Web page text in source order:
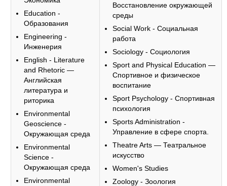
Education -
Образования
Engineering -
Инженерия
English - Literature
and Rhetoric —
Английская
литература и
риторика
Environmental
Geoscience -
Окружающая среда
Environmental
Science -
Окружающая среда
Environmental
Восстановление окружающей
среды
Social Work - Социальная
работа
Sociology - Социология
Sport and Physical Education —
Спортивное и физическое
воспитание
Sport Psychology - Спортивная
психология
Sports Administration -
Управление в сфере спорта.
Theatre Arts — Театральное
искусство
Women's Studies
Zoology - Зоология